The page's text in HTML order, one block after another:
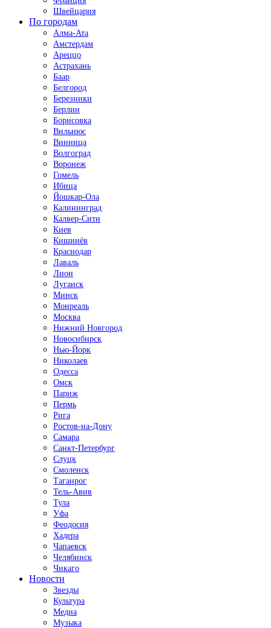
Швейцария
По городам
Алма-Ата
Амстердам
Ареццо
Астрахань
Баар
Белгород
Березники
Берлин
Борисовка
Вильнюс
Винница
Волгоград
Воронеж
Гомель
Ибица
Йошкар-Ола
Калининград
Калвер-Сити
Киев
Кишинёв
Краснодар
Лаваль
Лион
Луганск
Минск
Монреаль
Москва
Нижний Новгород
Новосибирск
Нью-Йорк
Николаев
Одесса
Омск
Париж
Пермь
Рига
Ростов-на-Дону
Самара
Санкт-Петербург
Слуцк
Смоленск
Таганрог
Тель-Авив
Тула
Уфа
Феодосия
Хадера
Чапаевск
Челябинск
Чикаго
Новости
Звезды
Культура
Медиа
Музыка